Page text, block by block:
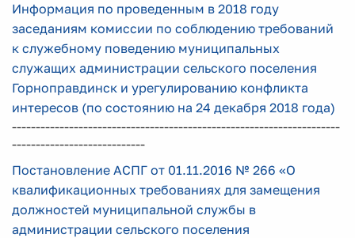
Информация по проведенным в 2018 году
заседаниям комиссии по соблюдению требований
к служебному поведению муниципальных
служащих администрации сельского поселения
Горноправдинск и урегулированию конфликта
интересов (по состоянию на 24 декабря 2018 года)
---------------------------------------------------------------------
----------------------------
Постановление АСПГ от 01.11.2016 № 266 «О
квалификационных требованиях для замещения
должностей муниципальной службы в
администрации сельского поселения